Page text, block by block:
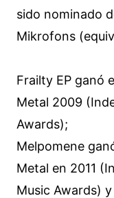
sido nominado
Mikrofons
Frailty EP ganó
Metal 2009
Awards);
Melpomene
Metal en 2011
Music Awards)